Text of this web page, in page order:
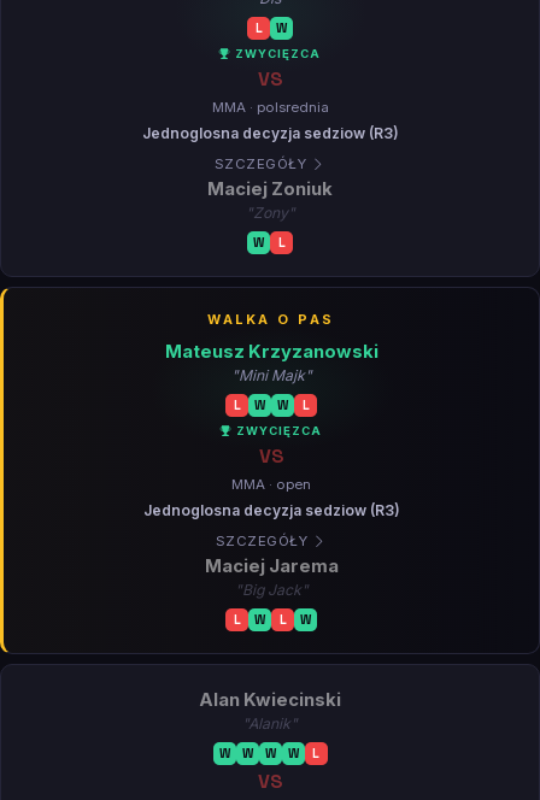
L W
ZWYCIĘZCA
VS
MMA · polsrednia
Jednoglosna decyzja sedziow (R3)
SZCZEGÓŁY
Maciej Zoniuk
"Zony"
W L
WALKA O PAS
Mateusz Krzyzanowski
"Mini Majk"
L W W L
ZWYCIĘZCA
VS
MMA · open
Jednoglosna decyzja sedziow (R3)
SZCZEGÓŁY
Maciej Jarema
"Big Jack"
L W L W
Alan Kwiecinski
"Alanik"
W W W W L
VS